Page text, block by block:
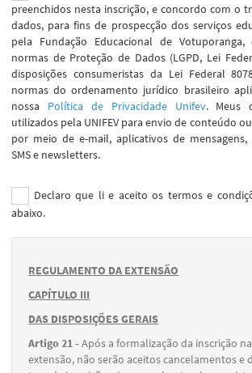
preenchidos nesta inscrição, e concordo com o
dados, para fins de prospecção dos serviços
pela Fundação Educacional de
normas de Proteção de Dados (LGPD, Lei
disposições consumeristas da Lei Federal
normas do ordenamento jurídico brasileiro
nossa Política de Privacidade Unifev. Meus
utilizados pela UNIFEV para envio de conteúdo
por meio de e-mail, aplicativos de mensagens,
SMS e newsletters.
Declaro que li e aceito os termos e
abaixo.
REGULAMENTO DA EXTENSÃO
CAPÍTULO III
DAS DISPOSIÇÕES GERAIS
Artigo 21 -Após a formalização da inscrição
extensão, não serão aceitos cancelamentos e